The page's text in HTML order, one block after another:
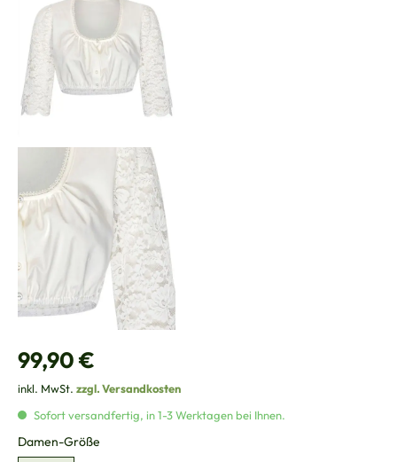
Regulärer Preis:
99,90 €
inkl. MwSt. zzgl. Versandkosten
Sofort versandfertig, in 1-3 Werktagen bei Ihnen.
Damen-Größe